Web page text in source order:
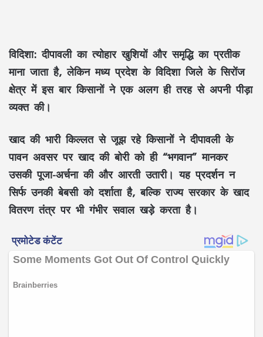
विदिशा: दीपावली का त्योहार खुशियों और समृद्धि का प्रतीक
माना जाता है, लेकिन मध्य प्रदेश के विदिशा जिले के सिरोंज
क्षेत्र में इस बार किसानों ने एक अलग ही तरह से अपनी पीड़ा
व्यक्त की।
खाद की भारी किल्लत से जूझ रहे किसानों ने दीपावली के
पावन अवसर पर खाद की बोरी को ही “भगवान” मानकर
उसकी पूजा-अर्चना की और आरती उतारी। यह प्रदर्शन न
सिर्फ उनकी बेबसी को दर्शाता है, बल्कि राज्य सरकार के खाद
वितरण तंत्र पर भी गंभीर सवाल खड़े करता है।